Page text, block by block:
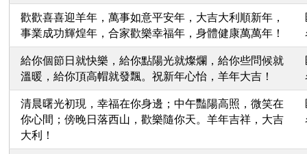
歡歡喜喜迎羊年，萬事如意平安年，大吉大利順新年，
事業成功輝煌年，合家歡樂幸福年，身體健康萬萬年！
給你個節日就快樂，給你點陽光就燦爛，給你些問候就
溫暖，給你頂高帽就發飄。祝新年心怡，羊年大吉！
清晨曙光初現，幸福在你身邊；中午豔陽高照，微笑在
你心間；傍晚日落西山，歡樂隨你天。羊年吉祥，大吉
大利！